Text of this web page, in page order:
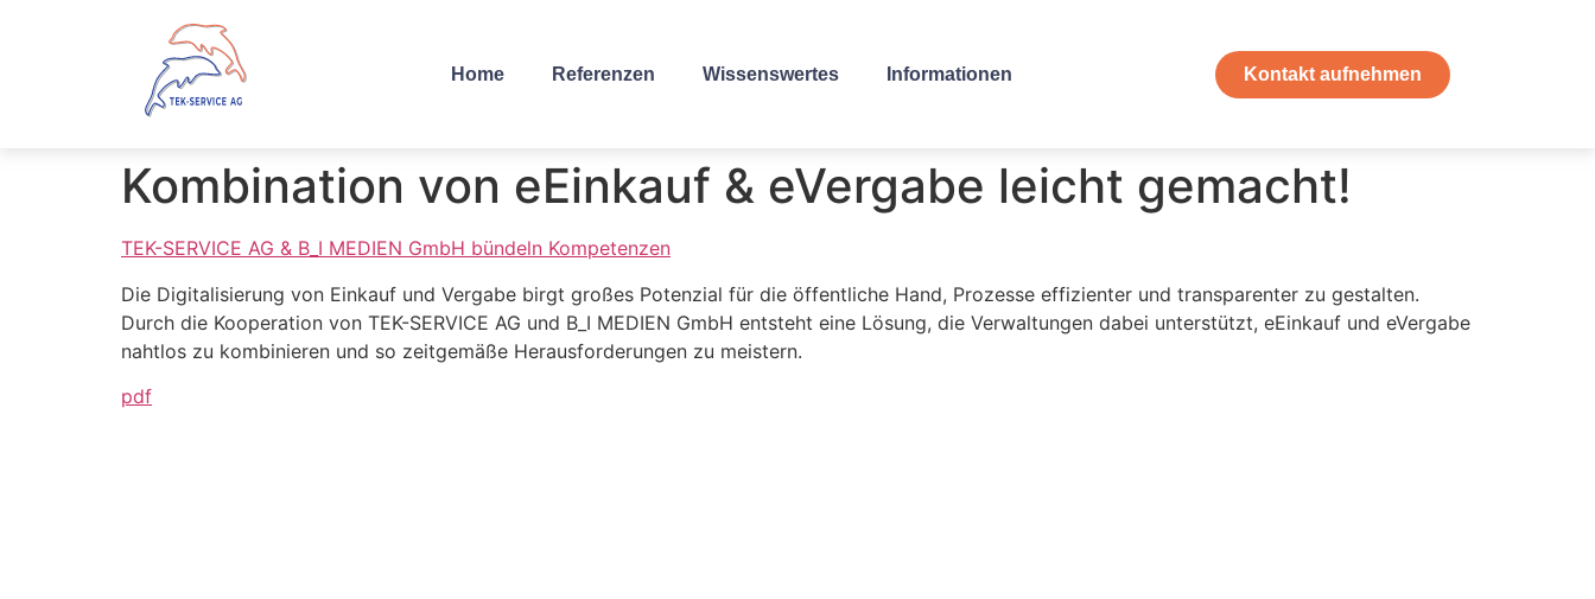
Home Referenzen Wissenswertes Informationen Kontakt aufnehmen
Kombination von eEinkauf & eVergabe leicht gemacht!
TEK-SERVICE AG & B_I MEDIEN GmbH bündeln Kompetenzen
Die Digitalisierung von Einkauf und Vergabe birgt großes Potenzial für die öffentliche Hand, Prozesse effizienter und transparenter zu gestalten.
Durch die Kooperation von TEK-SERVICE AG und B_I MEDIEN GmbH entsteht eine Lösung, die Verwaltungen dabei unterstützt, eEinkauf und eVergabe
nahtlos zu kombinieren und so zeitgemäße Herausforderungen zu meistern.
pdf